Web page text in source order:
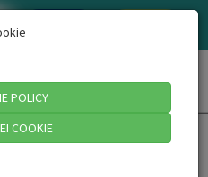
CONSULENTI
POLICY
COOKIE